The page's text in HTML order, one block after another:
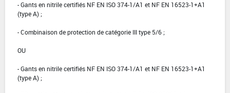
- Gants en nitrile certifiés NF EN ISO 374-1/A1 et NF EN 16523-1+A1
(type A) ;
- Combinaison de protection de catégorie III type 5/6 ;
OU
- Gants en nitrile certifiés NF EN ISO 374-1/A1 et NF EN 16523-1+A1
(type A) ;